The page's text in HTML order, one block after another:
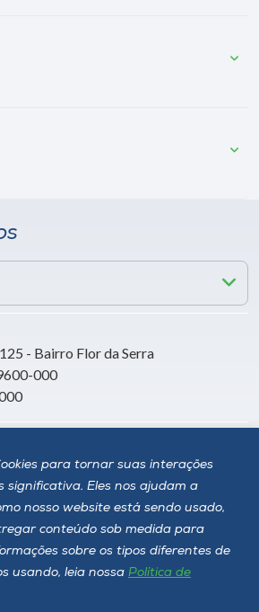
para tornar suas interações
significativa. Eles nos ajudam a
nosso website está sendo usado,
conteúdo sob medida para
sobre os tipos diferentes de
usando, leia nossa Política de
- Bairro Flor da Serra
000